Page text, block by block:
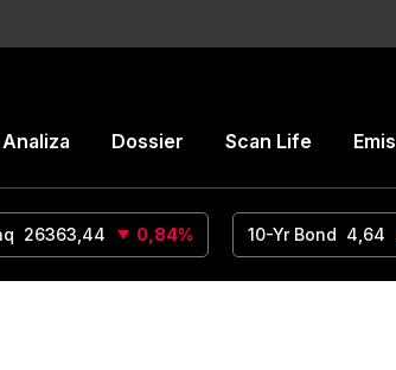
Analiza Dossier Scan Life
26363,44 0,84% 10-Yr Bond 4,64